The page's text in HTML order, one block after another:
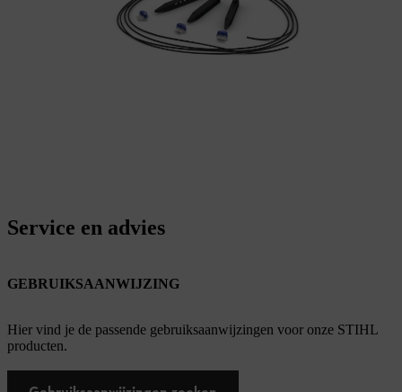
Service en advies
GEBRUIKSAANWIJZING
Hier vind je de passende gebruiksaanwijzingen voor onze STIHL
producten.